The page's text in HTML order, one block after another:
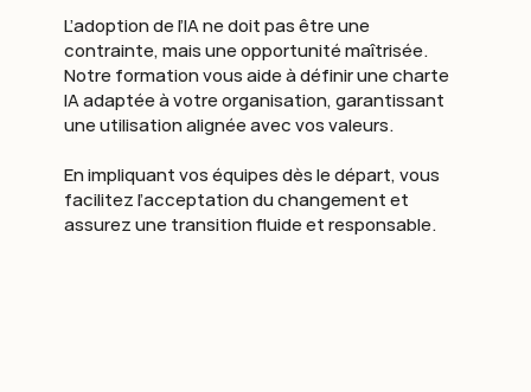
L’adoption de l’IA ne doit pas être une
contrainte, mais une opportunité maîtrisée.
Notre formation vous aide à définir une charte
IA adaptée à votre organisation, garantissant
une utilisation alignée avec vos valeurs.
En impliquant vos équipes dès le départ, vous
facilitez l’acceptation du changement et
assurez une transition fluide et responsable.